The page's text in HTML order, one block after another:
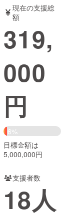
音楽
ゲーム・サ
Creation
ミュニティ
現在の支援総
額
319,
000
円
6%
目標金額は
5,000,000円
支援者数
18人